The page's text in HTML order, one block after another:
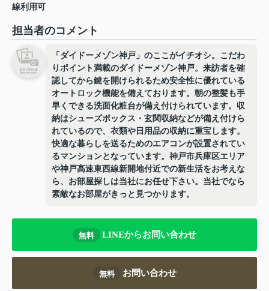
線利用可
担当者のコメント
「ダイドーメゾン神戸」のここがイチオシ。こだわ
りポイント満載のダイドーメゾン神戸。来訪者を確
認してから鍵を開けられるため安全性に優れている
オートロック機能を備えております。朝の整髪も手
早くできる洗面化粧台が備え付けられています。収
納はシューズボックス・玄関収納などが備え付けら
れているので、衣類や日用品の収納に重宝します。
快適な暮らしを送るためのエアコンが設置されてい
るマンションとなっています。神戸市兵庫区エリア
や神戸高速東西線新開地付近での新生活をお考えな
ら、お部屋探しは当社にお任せ下さい。当社でなら
素敵なお部屋がきっと見つかります。
無料 LINEからお問い合わせ
無料 お問い合わせ